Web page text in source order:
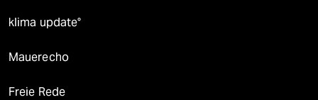
klima update°
Mauerecho
Freie Rede